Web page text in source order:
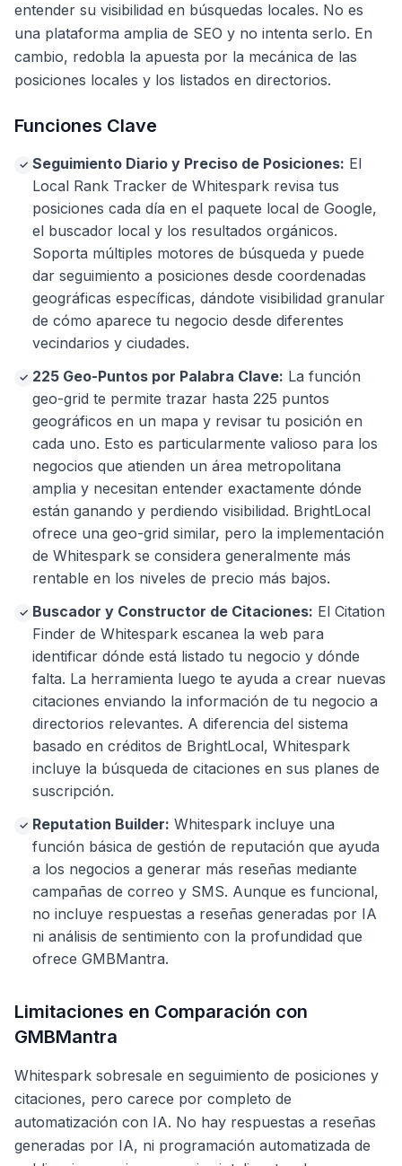
entender su visibilidad en búsquedas locales. No es
una plataforma amplia de SEO y no intenta serlo. En
cambio, redobla la apuesta por la mecánica de las
posiciones locales y los listados en directorios.
Funciones Clave
✓ Seguimiento Diario y Preciso de Posiciones: El
Local Rank Tracker de Whitespark revisa tus
posiciones cada día en el paquete local de Google,
el buscador local y los resultados orgánicos.
Soporta múltiples motores de búsqueda y puede
dar seguimiento a posiciones desde coordenadas
geográficas específicas, dándote visibilidad granular
de cómo aparece tu negocio desde diferentes
vecindarios y ciudades.
✓ 225 Geo-Puntos por Palabra Clave: La función
geo-grid te permite trazar hasta 225 puntos
geográficos en un mapa y revisar tu posición en
cada uno. Esto es particularmente valioso para los
negocios que atienden un área metropolitana
amplia y necesitan entender exactamente dónde
están ganando y perdiendo visibilidad. BrightLocal
ofrece una geo-grid similar, pero la implementación
de Whitespark se considera generalmente más
rentable en los niveles de precio más bajos.
✓ Buscador y Constructor de Citaciones: El Citation
Finder de Whitespark escanea la web para
identificar dónde está listado tu negocio y dónde
falta. La herramienta luego te ayuda a crear nuevas
citaciones enviando la información de tu negocio a
directorios relevantes. A diferencia del sistema
basado en créditos de BrightLocal, Whitespark
incluye la búsqueda de citaciones en sus planes de
suscripción.
✓ Reputation Builder: Whitespark incluye una
función básica de gestión de reputación que ayuda
a los negocios a generar más reseñas mediante
campañas de correo y SMS. Aunque es funcional,
no incluye respuestas a reseñas generadas por IA
ni análisis de sentimiento con la profundidad que
ofrece GMBMantra.
Limitaciones en Comparación con
GMBMantra
Whitespark sobresale en seguimiento de posiciones y
citaciones, pero carece por completo de
automatización con IA. No hay respuestas a reseñas
generadas por IA, ni programación automatizada de